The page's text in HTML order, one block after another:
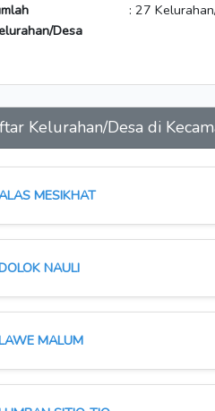
Desa
: 27
Kelurahan/Desa di
MESIKHAT
NAULI
MALUM